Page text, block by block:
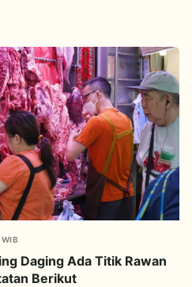
Daging Ada Titik Rawan
Berikut